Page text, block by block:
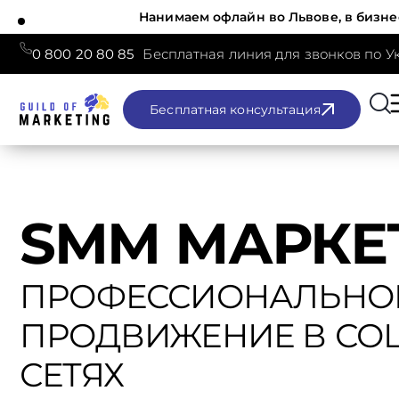
Нанимаем офлайн во Львове, в
0 800 20 80 85 Бесплатная линия для звонков по
Бесплатная консультация
SMM
ПРОДВИЖЕНИЕ В
СЕТЯХ​